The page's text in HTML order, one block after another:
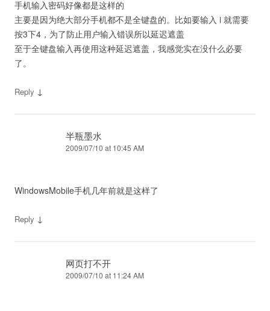
手机输入密码好像都是这样的
主要是因为绝大部分手机都不是全键盘的。比如要输入 i 就需要
按3下4，为了防止用户输入错误所以延迟遮盖
至于全键盘输入再使用这种延迟遮盖，我感觉实在没什么必要
了。
Reply ↓
半瓶墨水
2009/07/10 at 10:45 AM
WindowsMobile手机几年前就是这样了
Reply ↓
网页打不开
2009/07/10 at 11:24 AM